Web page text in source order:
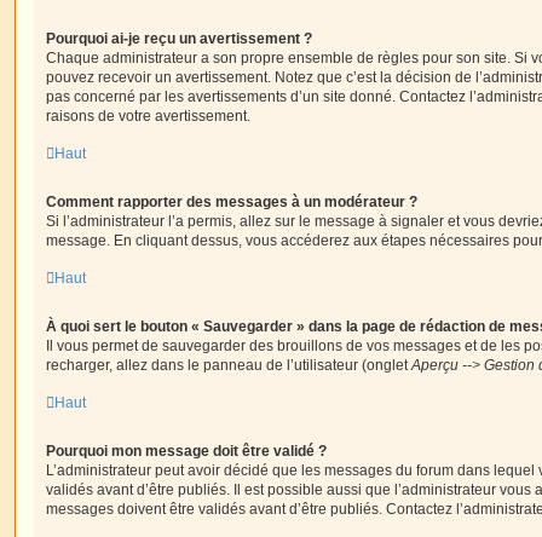
Pourquoi ai-je reçu un avertissement ?
Chaque administrateur a son propre ensemble de règles pour son site. Si
pouvez recevoir un avertissement. Notez que c’est la décision de
pas concerné par les avertissements d’un site donné. Contactez
raisons de votre avertissement.
Haut
Comment rapporter des messages à un modérateur ?
Si l’administrateur l’a permis, allez sur le message à signaler et vous
message. En cliquant dessus, vous accéderez aux étapes nécessaires
Haut
À quoi sert le bouton « Sauvegarder » dans la page de rédaction de
Il vous permet de sauvegarder des brouillons de vos messages et de les
recharger, allez dans le panneau de l’utilisateur (ongletAperçu --> Gestion
Haut
Pourquoi mon message doit être validé ?
L’administrateur peut avoir décidé que les messages du forum dans lequel
validés avant d’être publiés. Il est possible aussi que l’administrateur vous
messages doivent être validés avant d’être publiés. Contactez